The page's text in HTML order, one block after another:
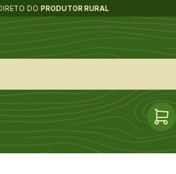
DO PRODUTOR RURAL